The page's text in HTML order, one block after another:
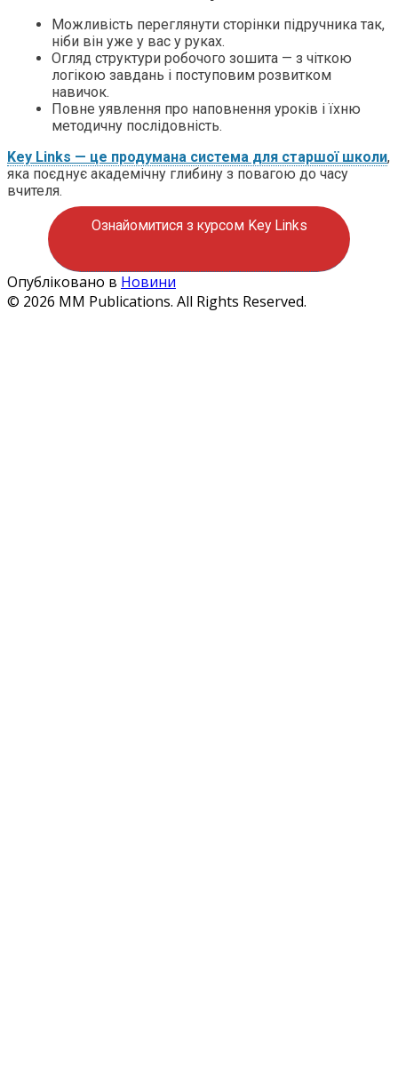
Можливість переглянути сторінки підручника так,
ніби він уже у вас у руках.
Огляд структури робочого зошита — з чіткою
логікою завдань і поступовим розвитком
навичок.
Повне уявлення про наповнення уроків і їхню
методичну послідовність.
Key Links — це продумана система для старшої школи,
яка поєднує академічну глибину з повагою до часу
вчителя.
Ознайомитися з курсом Key Links
Опубліковано в Новини
© 2026 MM Publications. All Rights Reserved.